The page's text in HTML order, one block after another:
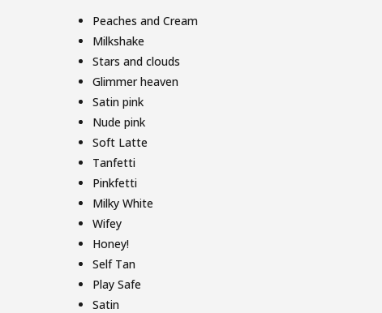
Peaches and Cream
Milkshake
Stars and clouds
Glimmer heaven
Satin pink
Nude pink
Soft Latte
Tanfetti
Pinkfetti
Milky White
Wifey
Honey!
Self Tan
Play Safe
Satin